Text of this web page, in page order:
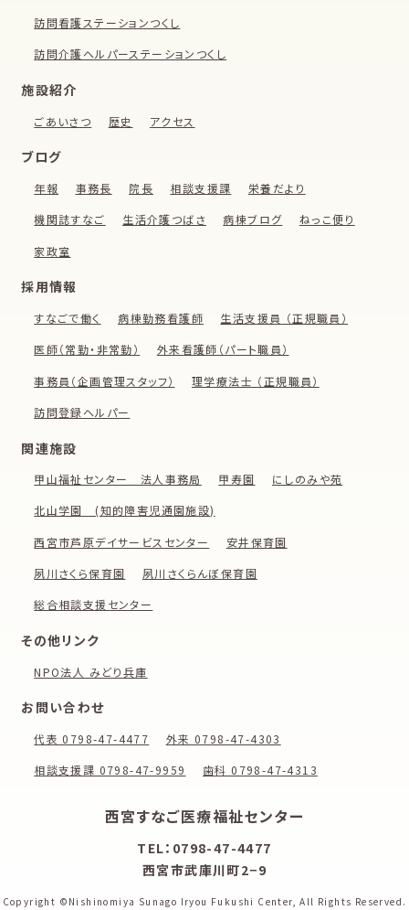
訪問看護ステーションつくし
訪問介護ヘルパーステーションつくし
施設紹介
ごあいさつ 歴史 アクセス
ブログ
年報 事務長 院長 相談支援課 栄養だより
機関誌すなご 生活介護つばさ 病棟ブログ ねっこ便り
家政室
採用情報
すなごで働く 病棟勤務看護師 生活支援員 （正規職員）
医師（常勤・非常勤） 外来看護師（パート職員）
事務員（企画管理スタッフ） 理学療法士 （正規職員）
訪問登録ヘルパー
関連施設
甲山福祉センター 法人事務局 甲寿園 にしのみや苑
北山学園 (知的障害児通園施設)
西宮市芦原デイサービスセンター 安井保育園
夙川さくら保育園 夙川さくらんぼ保育園
総合相談支援センター
その他リンク
NPO法人 みどり兵庫
お問い合わせ
代表 0798-47-4477 外来 0798-47-4303
相談支援課 0798-47-9959 歯科 0798-47-4313
西宮すなご医療福祉センター
TEL：0798-47-4477
西宮市武庫川町2−9
Copyright ©Nishinomiya Sunago Iryou Fukushi Center,All Rights Reserved.